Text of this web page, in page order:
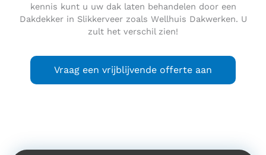
kennis kunt u uw dak laten behandelen door een
Dakdekker in Slikkerveer zoals Wellhuis Dakwerken. U
zult het verschil zien!
Vraag een vrijblijvende offerte aan